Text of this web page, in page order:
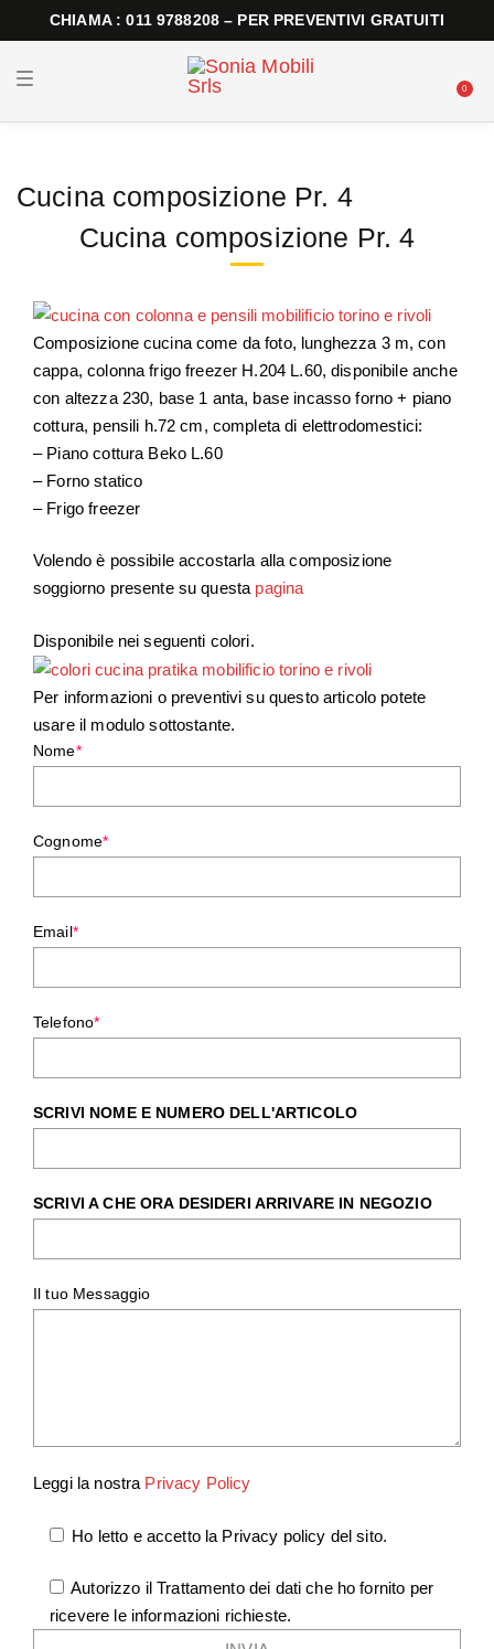
CHIAMA : 011 9788208 – PER PREVENTIVI GRATUITI
T
g
a
v
0
Cucina composizione Pr. 4
Cucina composizione Pr. 4
Composizione cucina come da foto, lunghezza 3 m, con
cappa, colonna frigo freezer H.204 L.60, disponibile anche
con altezza 230, base 1 anta, base incasso forno + piano
cottura, pensili h.72 cm, completa di elettrodomestici:
– Piano cottura Beko L.60
– Forno statico
– Frigo freezer
Volendo è possibile accostarla alla composizione
soggiorno presente su questa pagina
Disponibile nei seguenti colori.
Per informazioni o preventivi su questo articolo potete
usare il modulo sottostante.
Nome*
Cognome*
Email*
Telefono*
SCRIVI NOME E NUMERO DELL'ARTICOLO
SCRIVI A CHE ORA DESIDERI ARRIVARE IN NEGOZIO
Il tuo Messaggio
Leggi la nostra Privacy Policy
Ho letto e accetto la Privacy policy del sito.
Autorizzo il Trattamento dei dati che ho fornito per
ricevere le informazioni richieste.